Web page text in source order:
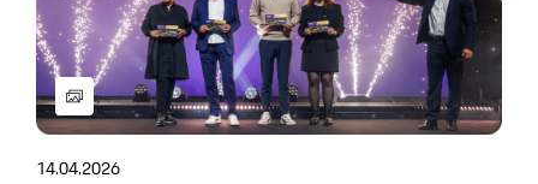
14.04.2026